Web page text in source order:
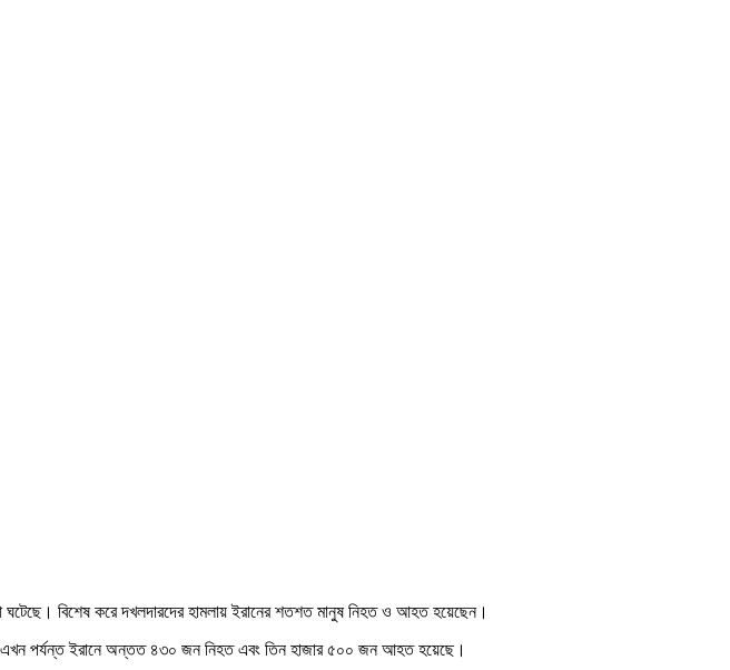
বিশেষ করে দখলদারদের হামলায় ইরানের শতশত মানুষ নিহত ও আহত হয়েছেন।
এখন পর্যন্ত ইরানে অন্তত ৪৩০ জন নিহত এবং তিন হাজার ৫০০ জন আহত হয়েছে।